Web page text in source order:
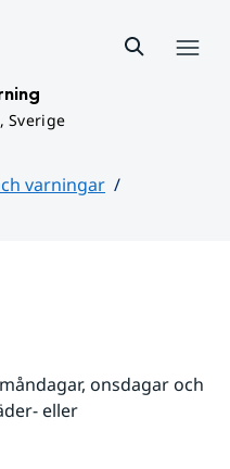
Sverige
varningar
onsdagar och
eller